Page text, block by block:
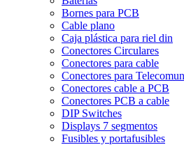
Bornes para PCB
Cable plano
Caja plástica para riel din
Conectores Circulares
Conectores para cable
Conectores para
Conectores cable a PCB
Conectores PCB a cable
DIP Switches
Displays 7 segmentos
Fusibles y portafusibles